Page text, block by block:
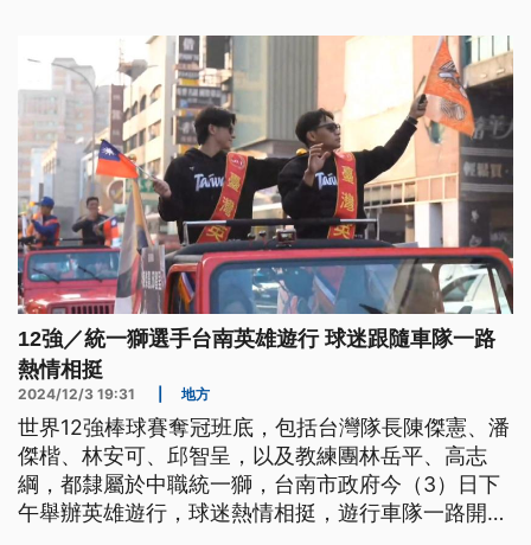
12強／統一獅選手台南英雄遊行 球迷跟隨車隊一路
熱情相挺
2024/12/3 19:31 地方
世界12強棒球賽奪冠班底，包括台灣隊長陳傑憲、潘
傑楷、林安可、邱智呈，以及教練團林岳平、高志
綱，都隸屬於中職統一獅，台南市政府今（3）日下
午舉辦英雄遊行，球迷熱情相挺，遊行車隊一路開往